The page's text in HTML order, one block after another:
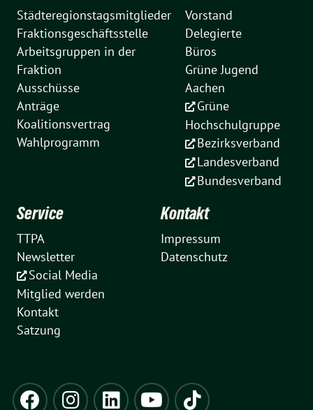
Städteregionstagsmitglieder
Fraktionsgeschäftsstelle
Arbeitsgruppen in der
Fraktion
Ausschüsse
Anträge
Koalitionsvertrag
Wahlprogramm
Vorstand
Delegierte
Büros
Grüne Jugend
Aachen
Grüne
Hochschulgruppe
Bezirksverband
Landesverband
Bundesverband
Service
TTPA
Newsletter
Social Media
Mitglied werden
Kontakt
Satzung
Kontakt
Impressum
Datenschutz